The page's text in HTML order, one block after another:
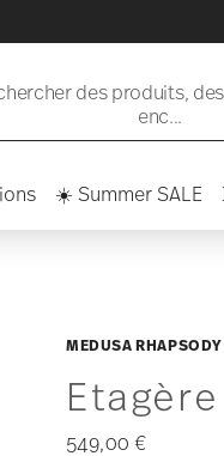
des produits,
enc...
☀️ Summer SALE
MEDUSA RHAPSODY
549,00 €